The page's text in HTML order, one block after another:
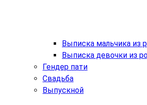
Выписка мальчика из
Выписка девочки из
Гендер пати
Свадьба
Выпускной